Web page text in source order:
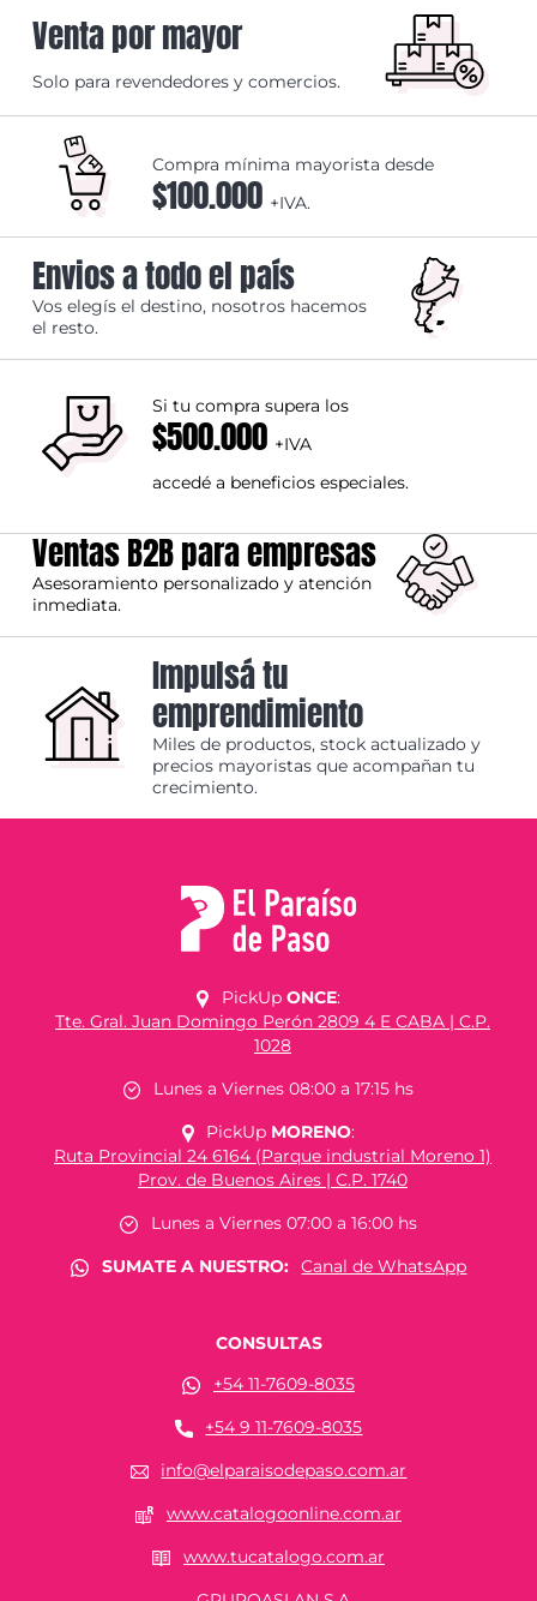
Venta por mayor
Solo para revendedores y comercios.
Compra mínima mayorista desde
$100.000 +IVA.
Envios a todo el país
Vos elegís el destino, nosotros hacemos
el resto.
Si tu compra supera los
$500.000 +IVA
accedé a beneficios especiales.
Ventas B2B para empresas
Asesoramiento personalizado y atención
inmediata.
Impulsá tu
emprendimiento
Miles de productos, stock actualizado y
precios mayoristas que acompañan tu
crecimiento.
PickUp ONCE:
Tte. Gral. Juan Domingo Perón 2809 4 E CABA | C.P.
1028
Lunes a Viernes 08:00 a 17:15 hs
PickUp MORENO:
Ruta Provincial 24 6164 (Parque industrial Moreno 1)
Prov. de Buenos Aires | C.P. 1740
Lunes a Viernes 07:00 a 16:00 hs
SUMATE A NUESTRO:
Canal de WhatsApp
CONSULTAS
+54 11-7609-8035
+54 9 11-7609-8035
info@elparaisodepaso.com.ar
www.catalogoonline.com.ar
www.tucatalogo.com.ar